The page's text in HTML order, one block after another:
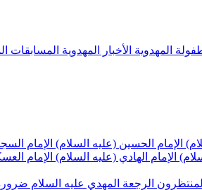
المهدوية الأخبار المهدوية المسابقات
الإمام الحسين (عليه السلام) الإمام
الإمام الهادي (عليه السلام) الإمام
الرجعة المهدي عليه السلام